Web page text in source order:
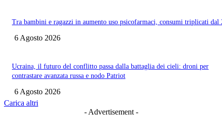
Tra bambini e ragazzi in aumento uso psicofarmaci, consumi triplicati dal
6 Agosto 2026
Ucraina, il futuro del conflitto passa dalla battaglia dei cieli: droni per
contrastare avanzata russa e nodo Patriot
6 Agosto 2026
Carica altri
- Advertisement -